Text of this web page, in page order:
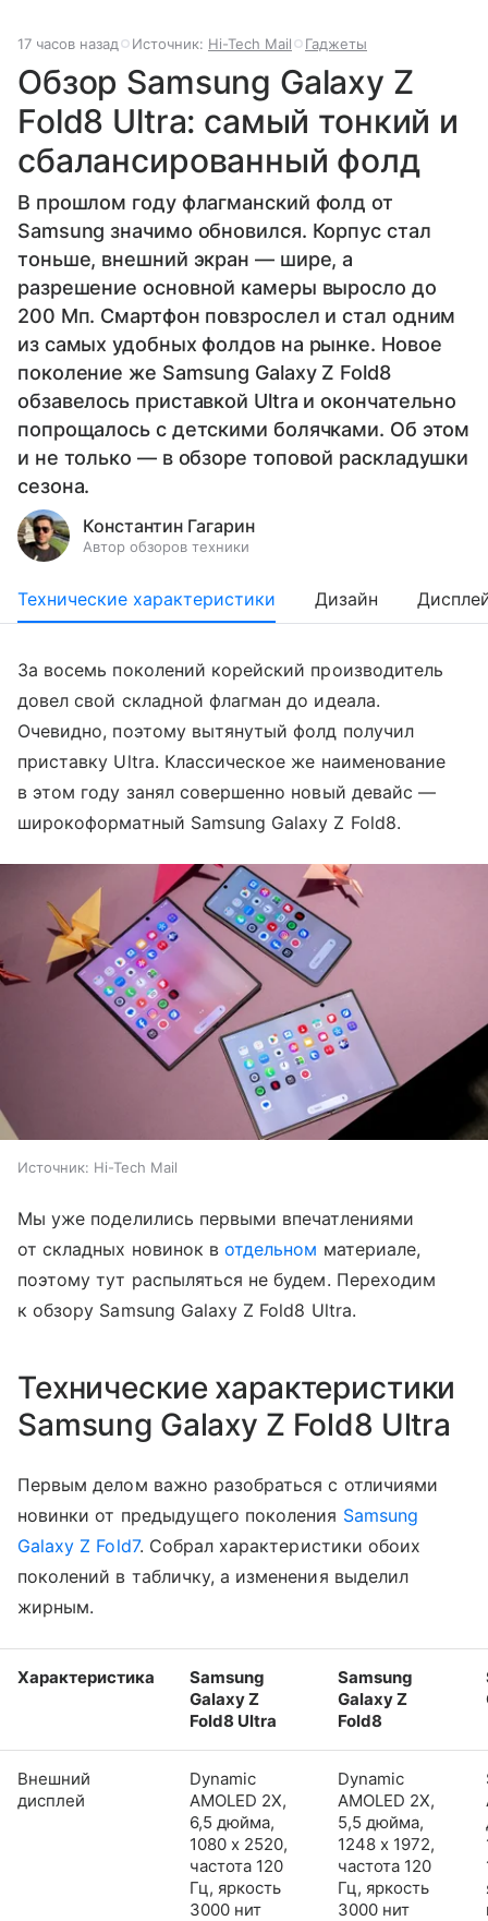
17 часов назад Источник: Hi-Tech Mail Гаджеты
Обзор Samsung Galaxy Z
Fold8 Ultra: самый тонкий и
сбалансированный фолд
В прошлом году флагманский фолд от
Samsung значимо обновился. Корпус стал
тоньше, внешний экран — шире, а
разрешение основной камеры выросло до
200 Мп. Смартфон повзрослел и стал одним
из самых удобных фолдов на рынке. Новое
поколение же Samsung Galaxy Z Fold8
обзавелось приставкой Ultra и окончательно
попрощалось с детскими болячками. Об этом
и не только — в обзоре топовой раскладушки
сезона.
Константин Гагарин
Автор обзоров техники
Технические характеристики Дизайн
За восемь поколений корейский производитель
довел свой складной флагман до идеала.
Очевидно, поэтому вытянутый фолд получил
приставку Ultra. Классическое же наименование
в этом году занял совершенно новый девайс —
широкоформатный Samsung Galaxy Z Fold8.
Источник: Hi-Tech Mail
Мы уже поделились первыми впечатлениями
от складных новинок вотдельном материале,
поэтому тут распыляться не будем. Переходим
к обзору Samsung Galaxy Z Fold8 Ultra.
Технические характеристики
Samsung Galaxy Z Fold8 Ultra
Первым делом важно разобраться с отличиями
новинки от предыдущего поколения Samsung
Galaxy Z Fold7. Собрал характеристики обоих
поколений в табличку, а изменения выделил
жирным.
Характеристика
Samsung
Galaxy Z
Fold8 Ultra
Samsung
Galaxy Z
Fold8
Внешний
дисплей
Dynamic
AMOLED 2X,
6,5 дюйма,
1080 x 2520,
частота 120
Гц, яркость
3000 нит
Dynamic
AMOLED 2X,
5,5 дюйма,
1248 x 1972,
частота 120
Гц, яркость
3000 нит